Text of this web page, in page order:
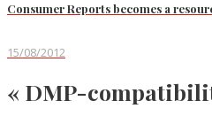
Consumer Reports becomes a
15/08/2012
« DMP-